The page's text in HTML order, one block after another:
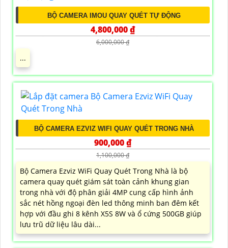
BỘ CAMERA IMOU QUAY QUÉT TỰ ĐỘNG
4,800,000 ₫
6,000,000 ₫
...
BỘ CAMERA EZVIZ WIFI QUAY QUÉT TRONG NHÀ
900,000 ₫
1,100,000 ₫
Bộ Camera Ezviz WiFi Quay Quét Trong Nhà là bộ
camera quay quét giám sát toàn cảnh khung gian
trong nhà với độ phân giải 4MP cung cấp hình ảnh
sắc nét hồng ngoại đèn led thông minh ban đêm kết
hợp với đầu ghi 8 kênh X5S 8W và ổ cứng 500GB giúp
lưu trũ dữ liệu lâu dài...